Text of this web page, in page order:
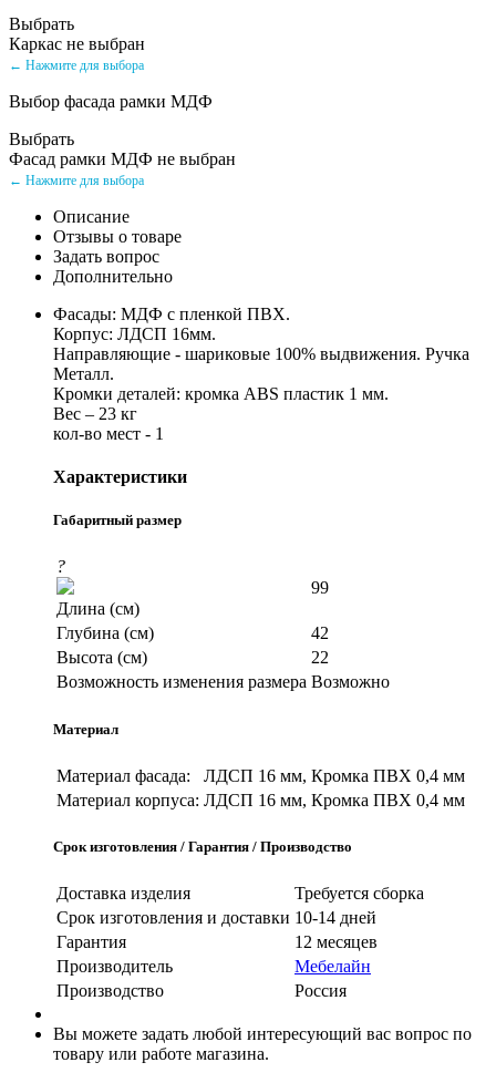
Выбрать
Каркас не выбран
← Нажмите для выбора
Выбор фасада рамки МДФ
Выбрать
Фасад рамки МДФ не выбран
← Нажмите для выбора
Описание
Отзывы о товаре
Задать вопрос
Дополнительно
Фасады: МДФ с пленкой ПВХ.
Корпус: ЛДСП 16мм.
Направляющие - шариковые 100% выдвижения. Ручка
Металл.
Кромки деталей: кромка ABS пластик 1 мм.
Вес – 23 кг
кол-во мест - 1
Характеристики
Габаритный размер
?
Длина (см)
99
Глубина (см)
42
Высота (см)
22
Возможность изменения размера Возможно
Материал
Материал фасада:
ЛДСП 16 мм, Кромка ПВХ 0,4 мм
Материал корпуса: ЛДСП 16 мм, Кромка ПВХ 0,4 мм
Срок изготовления / Гарантия / Производство
Доставка изделия
Требуется сборка
Срок изготовления и доставки 10-14 дней
Гарантия
12 месяцев
Производитель
Мебелайн
Производство
Россия
Вы можете задать любой интересующий вас вопрос по
товару или работе магазина.